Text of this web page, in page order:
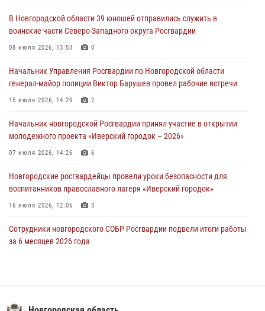
30 июля 2026, 14:36 1
Новгородские росгвардейцы рассказали о службе детям из летнего
30 июля 2026, 08:40 5
Новгородские росгвардейцы задержали мужчину
Телесюжет в программе "Новгородское областное телевидение.
Новости часа." от 29 июля 2026 года. Новгородские призывники
29 июля 2026, 12:54 1
В Новгородской области 39 юношей отправились служить в
воинские части Северо-Западного округа Росгвардии
08 июля 2026, 13:53 9
Начальник Управления Росгвардии по Новгородской области
генерал-майор полиции Виктор Барушев провел рабочие встречи
15 июля 2026, 14:29 2
Начальник новгородской Росгвардии принял участие в открытии
молодежного проекта «Иверский городок – 2026»
07 июля 2026, 14:26 6
Новгородские росгвардейцы провели уроки безопасности для
воспитанников православного лагеря «Иверский городок»
16 июля 2026, 12:06 3
Сотрудники новгородского СОБР Росгвардии подвели итоги работы
за 6 месяцев 2026 года